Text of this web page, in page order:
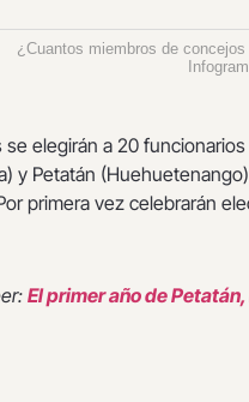
¿Cuantos miembros de
Infogram
elegirán a 20
y Petatán
primera vez celebrarán
El primer año de